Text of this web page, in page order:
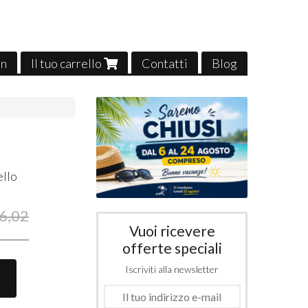
Il tuo carrello Contatti Blog
Vuoi ricevere
offerte speciali
Iscriviti alla newsletter